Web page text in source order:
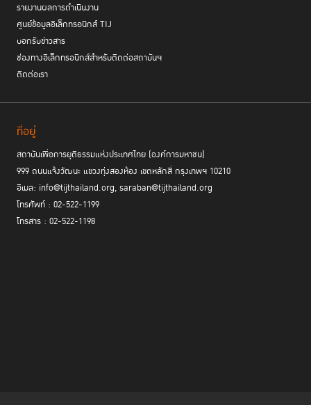
10 ด้าน ซึ่งครอบคลุมเนื้อหาในการปฏิบัติต่อผู้กระทำผิดหญิงใน
เรือนจำตั้งแต่ขั้นรับตัว ขั้นเตรียมความพร้อมก่อนปล่อยตัว จนถึง
ขั้นปล่อยตัว
ประเทศไทยมีเรือนจำต้นแบบทั้งสิ้น 12 แห่งทั่วประเทศ ได้แก่ เรือนจำจังหวัด
อุทัยธานี ทัณฑสถานหญิงเชียงใหม่ เรือนจำจังหวัดพระนครศรีอยุธยา
สมุทรสงคราม เรือนจำกลางเชียงราย เรือนจำอำเภอฝาง ทัณฑสถานหญิง
นครราชสีมา
ข้อมูลเพิ่มเติมข้อกำหนดกรุงเทพ
ระบบยุติธรรม ประเทศกัมพูชา
จำนวนผู้ต้องขังหญิงทั่วประเทศ ประมาณ 2,443 คน คิดเป็นร้อยละ 8.6 ของ
ผู้ต้องขังของกัมพูชา (รวมทั้งชายและหญิง) ร้อยละ 54 กระทำความผิดในฐาน
รายงานผลการดำเนินงาน
ศูนย์ข้อมูลอิเล็กทรอนิกส์ TIJ
บอกรับข่าวสาร
ช่องทางอิเล็กทรอนิกส์สำหรับติดต่อสถาบันฯ
ติดต่อเรา
ที่อยู่
สถาบันเพื่อการยุติธรรมแห่งประเทศไทย (องค์การมหาชน)
999 ถนนแจ้งวัฒนะ แขวงทุ่งสองห้อง เขตหลักสี่ กรุงเทพฯ 10210
อีเมล: info@tijthailand.org, saraban@tijthailand.org
โทรศัพท์ : 02-522-1199
โทรสาร : 02-522-1198